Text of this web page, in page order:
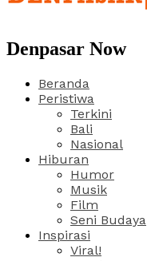
Denpasar Now
Beranda
Peristiwa
Terkini
Bali
Nasional
Hiburan
Humor
Musik
Film
Seni Budaya
Inspirasi
Viral!